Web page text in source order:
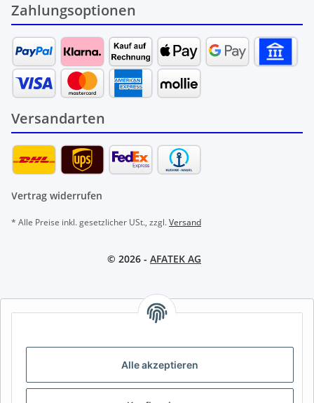
Alle akzeptieren
Zahlungsoptionen
Versandarten
Vertrag widerrufen
* Alle Preise inkl. gesetzlicher USt., zzgl.Versand
© 2026 - AFATEK AG
AFATEK INTERNATIONAL – SELECT REGION & LANGUAGE |
AT CH (DE)